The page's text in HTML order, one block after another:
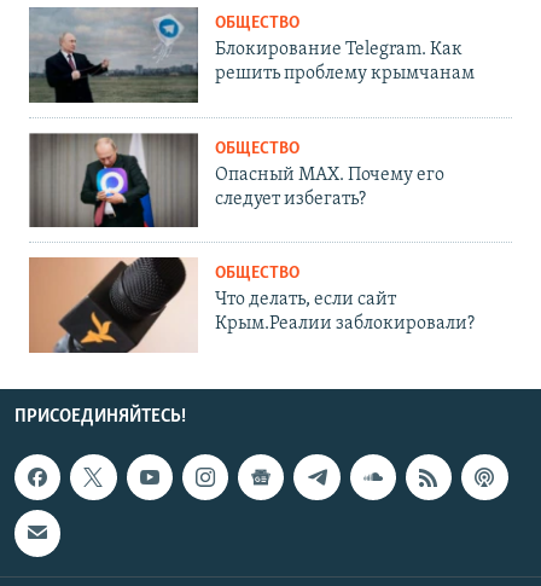
ОБЩЕСТВО
Блокирование Telegram. Как
решить проблему крымчанам
ОБЩЕСТВО
Опасный MAX. Почему его
следует избегать?
ОБЩЕСТВО
Что делать, если сайт
Крым.Реалии заблокировали?
ПРИСОЕДИНЯЙТЕСЬ!